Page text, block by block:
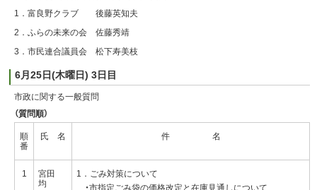
1．富良野クラブ 後藤英知夫
2．ふらの未来の会 佐藤秀靖
3．市民連合議員会 松下寿美枝
6月25日(木曜日) 3日目
市政に関する一般質問
（質問順）
順
番
氏 名 件 名
1
宮田
均
1．ごみ対策について
・市指定ごみ袋の価格改定と在庫見通しについて